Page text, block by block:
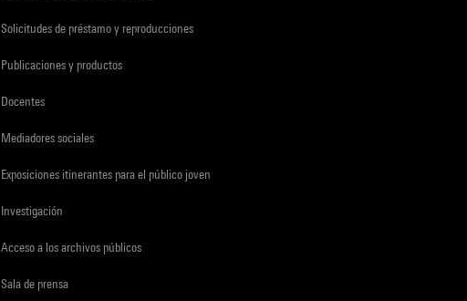
Solicitudes de préstamo y reproducciones
Publicaciones y productos
Docentes
Mediadores sociales
Exposiciones itinerantes para el público joven
Investigación
Acceso a los archivos públicos
Sala de prensa